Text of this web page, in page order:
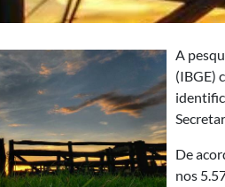
A
(IBGE)
De
nos